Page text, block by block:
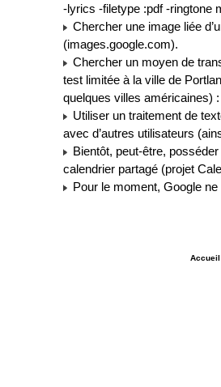
-lyrics -filetype :pdf -ringtone
Chercher une image liée
(images.google.com).
Chercher un moyen de
test limitée à la ville de
quelques villes américaines)
Utiliser un traitement de
avec d’autres utilisateurs
Bientôt, peut-être,
calendrier partagé (projet
Pour le moment, Google
Accueil